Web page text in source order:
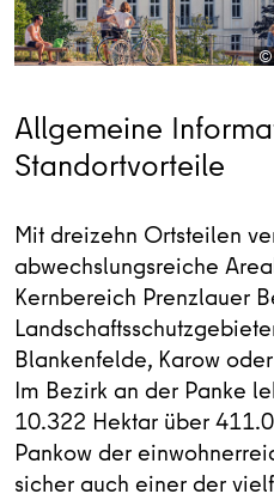
Allgemeine
Standortvorteile
Mit dreizehn Ortsteilen
abwechslungsreiche
Kernbereich Prenzlauer
Blankenfelde, Karow
Im Bezirk an der Panke
10.322 Hektar über
Pankow der
sicher auch einer der